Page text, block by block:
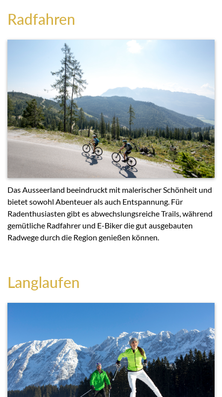
Radfahren
Das Ausseerland beeindruckt mit malerischer Schönheit und
bietet sowohl Abenteuer als auch Entspannung. Für
Radenthusiasten gibt es abwechslungsreiche Trails, während
gemütliche Radfahrer und E-Biker die gut ausgebauten
Radwege durch die Region genießen können.
Langlaufen